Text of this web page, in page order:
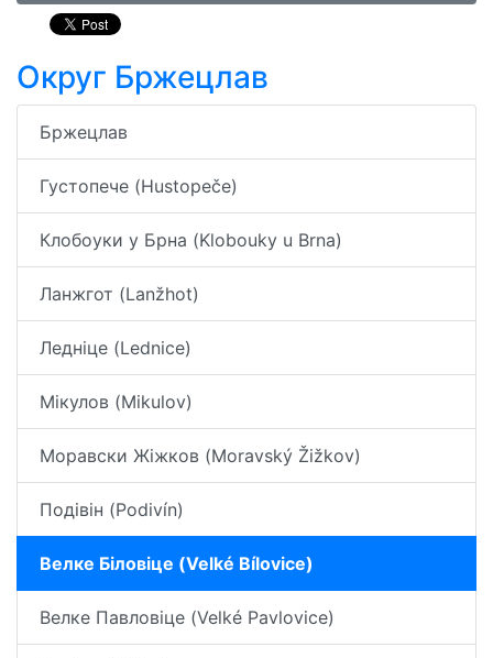
Округ Бржецлав
Бржецлав
Густопече (Hustopeče)
Клобоуки у Брна (Klobouky u Brna)
Ланжгот (Lanžhot)
Ледніце (Lednice)
Мікулов (Mikulov)
Моравски Жіжков (Moravský Žižkov)
Подівін (Podivín)
Велке Біловіце (Velké Bílovice)
Велке Павловіце (Velké Pavlovice)